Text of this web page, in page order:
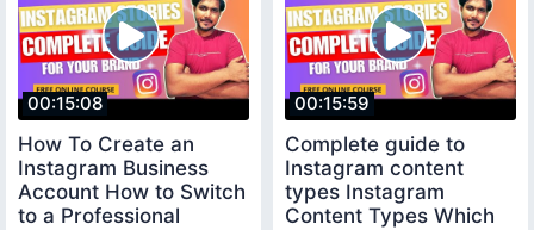
00:15:08
How To Create an
Instagram Business
Account How to Switch
to a Professional
00:15:59
Complete guide to
Instagram content
types Instagram
Content Types Which